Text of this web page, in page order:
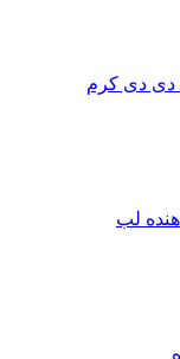
دی کرم
لب